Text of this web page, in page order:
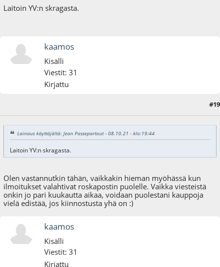
Laitoin YV:n skragasta.
kaamos
Kisälli
Viestit: 31
Kirjattu
#19
Lainaus käyttäjältä: Jean Passepartout - 08.10.21 - klo:19:44
Laitoin YV:n skragasta.
Olen vastannutkin tähän, vaikkakin hieman myöhässä kun
ilmoitukset valahtivat roskapostin puolelle. Vaikka viesteistä
onkin jo pari kuukautta aikaa, voidaan puolestani kauppoja
vielä edistää, jos kiinnostusta yhä on :)
kaamos
Kisälli
Viestit: 31
Kirjattu